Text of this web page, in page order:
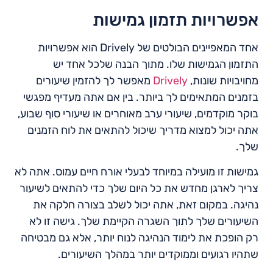
אפשרויות תזמון גמישות
אחד המאפיינים הבולטים של Drively הוא אפשרויות
התזמון הגמישות שלו. מתוך הבנה שלכל אחד יש
מחויבויות שונות, Drively מאפשר לך להזמין שיעורים
בזמנים המתאימים לך ביותר. בין אם אתה מעדיף מפגשי
בוקר מוקדמים, שיעורי ערב מאוחרים או שיעורי סוף שבוע,
אתה יכול למצוא מדריך שיכול להתאים את לוח הזמנים
שלך.
גמישות זו מועילה במיוחד לבעלי אורח חיים עמוס. אתה לא
צריך לארגן מחדש את כל היום שלך כדי להתאים לשיעור
נהיגה. במקום זאת, אתה יכול לשלב בצורה חלקה את
השיעורים שלך לתוך השגרה הקיימת שלך. גישה זו לא
רק הופכת את לימוד הנהיגה לנוח יותר, אלא גם מבטיחה
שתהיו רגועים וממוקדים יותר במהלך השיעורים.